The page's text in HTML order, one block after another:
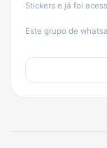
Stickers e já foi
Este grupo de